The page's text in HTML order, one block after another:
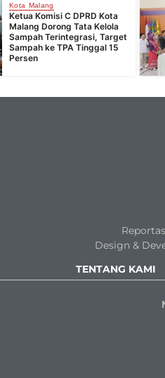
Kota Malang
Ketua Komisi C DPRD Kota
Malang Dorong Tata Kelola
Sampah Terintegrasi, Target
Sampah ke TPA Tinggal 15
Persen
Design &
TENTANG KAMI